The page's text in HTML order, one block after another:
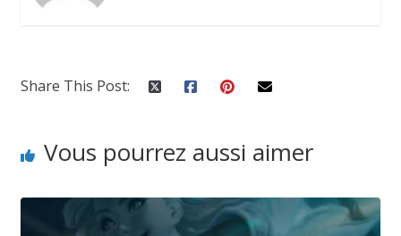
Share This Post:
Vous pourrez aussi aimer